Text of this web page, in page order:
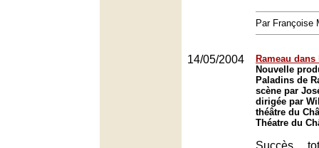
Par Françoise
14/05/2004
Rameau
Nouvelle
Paladins de
scène par
dirigée par
théâtre du
Théatre du
Succès